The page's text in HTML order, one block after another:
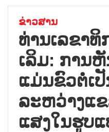
ຂ່າວສານ
ທ່ານເລຂາທິ
ເລິມ: ການ
ແມ່ນຂົວຕໍ່ເ
ລະຫວ່າງແ
ແສງໃນຮູບ